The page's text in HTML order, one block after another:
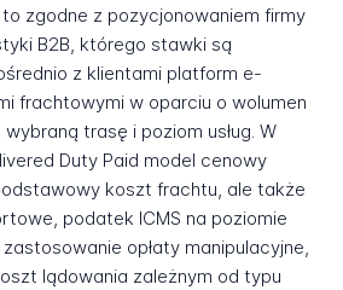
zgodne z pozycjonowaniem firmy
B2B, którego stawki są
z klientami platform e-
frachtowymi w oparciu o wolumen
trasę i poziom usług. W
Duty Paid model cenowy
koszt frachtu, ale także
podatek ICMS na poziomie
opłaty manipulacyjne,
lądowania zależnym od typu